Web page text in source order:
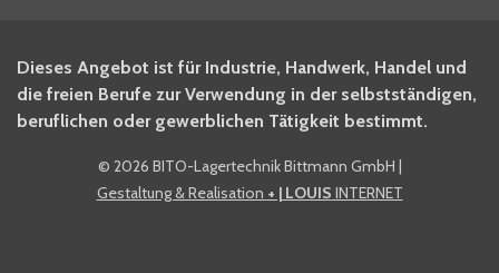
BITO Newsletter Fachwissen
Intralogistiker anmelden.
Ja, ich möchte mich für den
BITO Shop-Newsletter
Dieses Angebot ist für Industrie, Handwerk, Handel und
die freien Berufe zur Verwendung in der selbstständigen,
beruflichen oder gewerblichen Tätigkeit bestimmt.
© 2026 BITO-Lagertechnik Bittmann GmbH |
Gestaltung & Realisation + | LOUIS INTERNET